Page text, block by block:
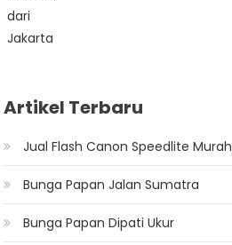
Artikel Terbaru
Jual Flash Canon Speedlite Murah
Bunga Papan Jalan Sumatra
Bunga Papan Dipati Ukur